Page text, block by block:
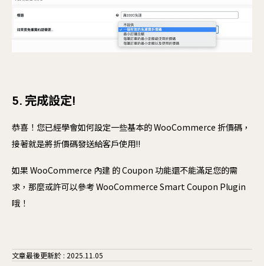
5. 完成設定!
恭喜！您已經學會如何設定一些基本的 WooCommerce 折價碼，
接著就是將折價碼發送給客戶使用!!
如果 WooCommerce 內建 的 Coupon 功能還不能滿足您的需
求，那麼或許可以參考 WooCommerce Smart Coupon Plugin
哦！
文章最後更新於 : 2025.11.05